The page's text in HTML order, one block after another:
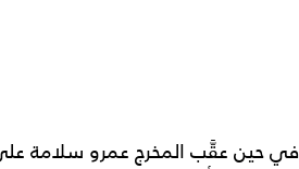
في حين عقَّب المخرج عمرو سلامة على